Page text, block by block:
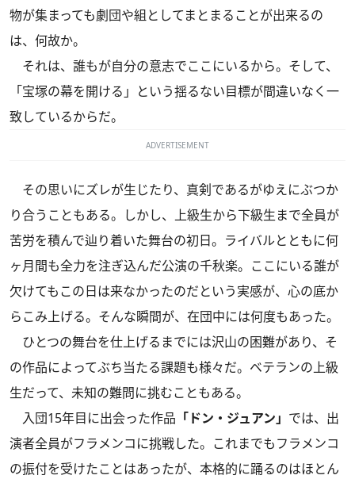
物が集まっても劇団や組としてまとまることが出来るの
は、何故か。
それは、誰もが自分の意志でここにいるから。そして、
「宝塚の幕を開ける」という揺るない目標が間違いなく一
致しているからだ。
ADVERTISEMENT
その思いにズレが生じたり、真剣であるがゆえにぶつか
り合うこともある。しかし、上級生から下級生まで全員が
苦労を積んで辿り着いた舞台の初日。ライバルとともに何
ヶ月間も全力を注ぎ込んだ公演の千秋楽。ここにいる誰が
欠けてもこの日は来なかったのだという実感が、心の底か
らこみ上げる。そんな瞬間が、在団中には何度もあった。
ひとつの舞台を仕上げるまでには沢山の困難があり、そ
の作品によってぶち当たる課題も様々だ。ベテランの上級
生だって、未知の難問に挑むこともある。
入団15年目に出会った作品 「ドン・ジュアン」 では、出
演者全員がフラメンコに挑戦した。これまでもフラメンコ
の振付を受けたことはあったが、本格的に踊るのはほとん